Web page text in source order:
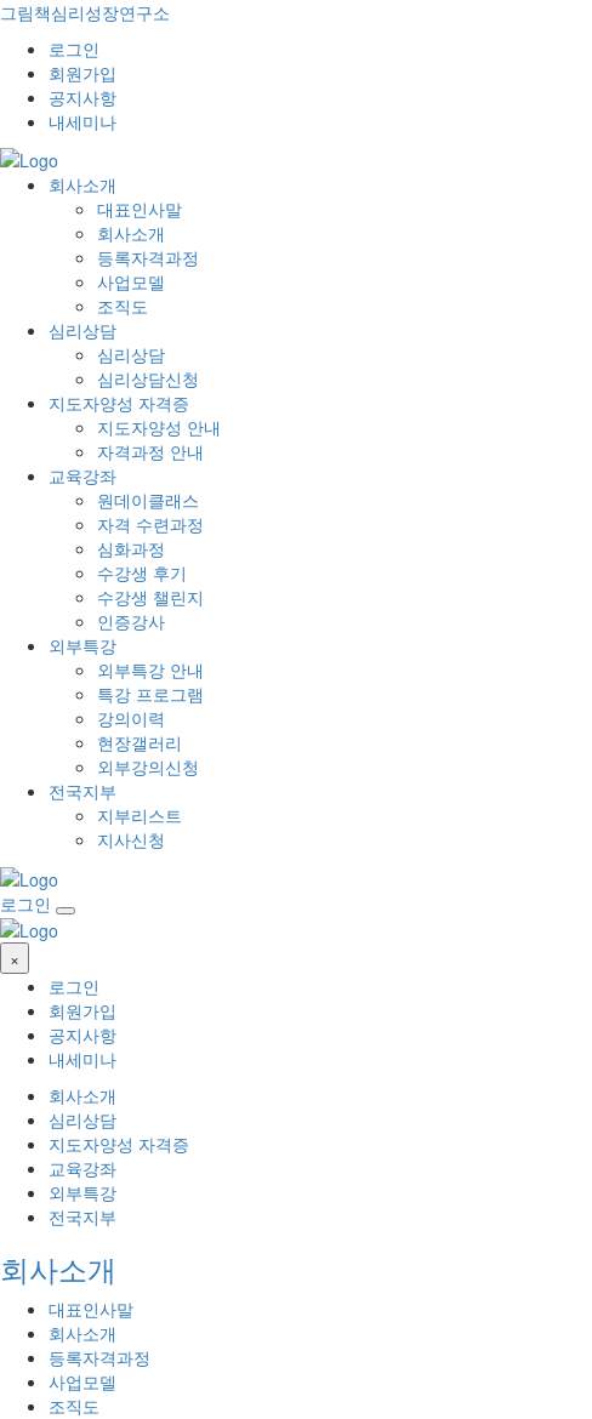
그림책심리성장연구소
로그인
회원가입
공지사항
내세미나
회사소개
대표인사말
회사소개
등록자격과정
사업모델
조직도
심리상담
심리상담
심리상담신청
지도자양성 자격증
지도자양성 안내
자격과정 안내
교육강좌
원데이클래스
자격 수련과정
심화과정
수강생 후기
수강생 챌린지
인증강사
외부특강
외부특강 안내
특강 프로그램
강의이력
현장갤러리
외부강의신청
전국지부
지부리스트
지사신청
로그인
×
로그인
회원가입
공지사항
내세미나
회사소개
심리상담
지도자양성 자격증
교육강좌
외부특강
전국지부
회사소개
대표인사말
회사소개
등록자격과정
사업모델
조직도